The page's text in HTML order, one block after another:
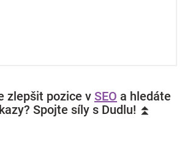
zlepšit pozice v SEO a hledáte
Spojte síly s Dudlu! ⏫